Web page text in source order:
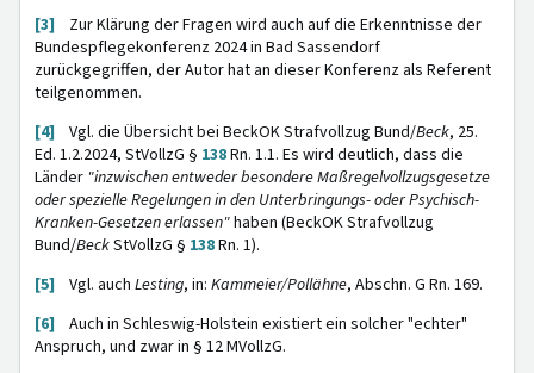
[3] Zur Klärung der Fragen wird auch auf die Erkenntnisse der
Bundespflegekonferenz 2024 in Bad Sassendorf
zurückgegriffen, der Autor hat an dieser Konferenz als Referent
teilgenommen.
[4] Vgl. die Übersicht bei BeckOK Strafvollzug Bund/Beck, 25.
Ed. 1.2.2024, StVollzG § 138Rn. 1.1. Es wird deutlich, dass die
Länder "inzwischen entweder besondere Maßregelvollzugsgesetze
oder spezielle Regelungen in den Unterbringungs- oder Psychisch-
Kranken-Gesetzen erlassen"haben (BeckOK Strafvollzug
Bund/BeckStVollzG § 138Rn. 1).
[5] Vgl. auch Lesting, in: Kammeier/Pollähne, Abschn. G Rn. 169.
[6] Auch in Schleswig-Holstein existiert ein solcher "echter"
Anspruch, und zwar in § 12 MVollzG.